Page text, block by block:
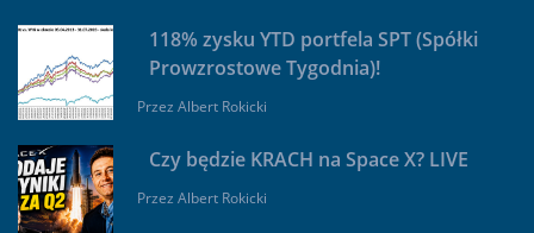
118% zysku YTD portfela SPT (Spółki
Prowzrostowe Tygodnia)!
Przez Albert Rokicki
Czy będzie KRACH na Space X? LIVE
Przez Albert Rokicki